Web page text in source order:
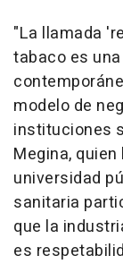
"La llamada
tabaco es
modelo de
instituciones
Megina,
universidad
sanitaria
que la
es